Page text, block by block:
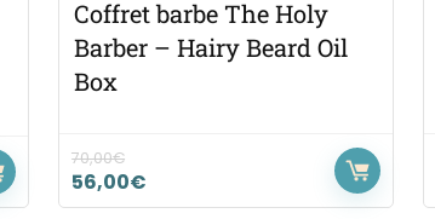
Coffret barbe The Holy
Barber – Hairy Beard Oil
Box
70,00€
56,00€